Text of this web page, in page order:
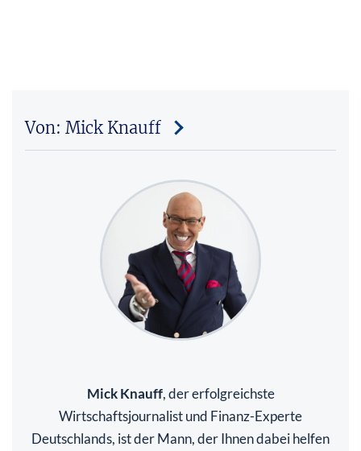
Von: Mick Knauff
Mick Knauff, der erfolgreichste
Wirtschaftsjournalist und Finanz-Experte
Deutschlands, ist der Mann, der Ihnen dabei helfen